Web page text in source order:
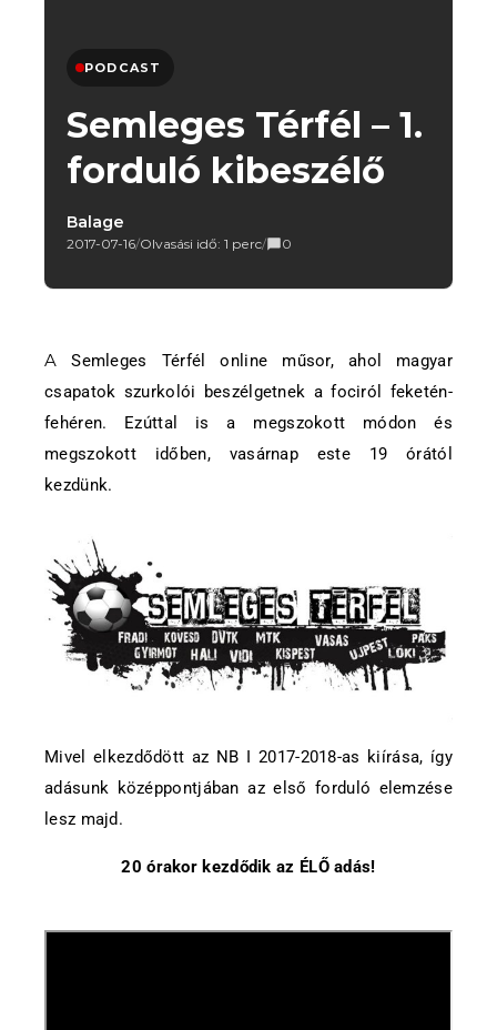
PODCAST
Semleges Térfél – 1.
forduló kibeszélő
Balage
2017-07-16/Olvasási idő: 1 perc/ 0
A Semleges Térfél online műsor, ahol magyar
csapatok szurkolói beszélgetnek a fociról feketén-
fehéren. Ezúttal is a megszokott módon és
megszokott időben, vasárnap este 19 órától
kezdünk.
Mivel elkezdődött az NB I 2017-2018-as kiírása, így
adásunk középpontjában az első forduló elemzése
lesz majd.
20 órakor kezdődik az ÉLŐ adás!